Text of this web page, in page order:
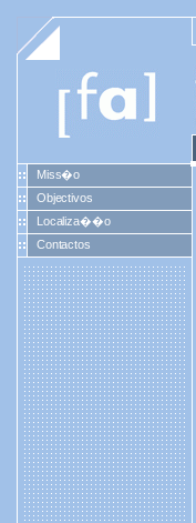
Miss�o
Objectivos
Localiza��o
Contactos